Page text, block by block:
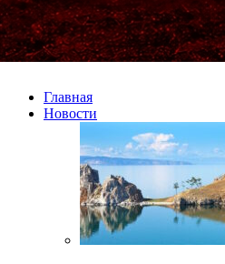
Главная
Новости